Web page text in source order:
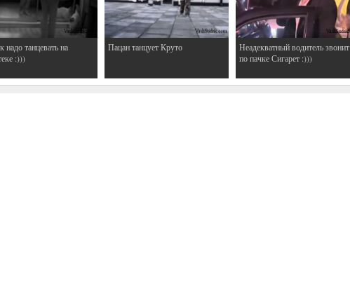
надо танцевать на
:)))
Пацан танцует Круто
Неадекватный водитель звонит
по пачке Сигарет :)))